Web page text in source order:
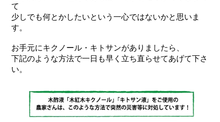
て
少しでも何とかしたいという一心ではないかと思いま
す。
お手元にキクノール・キトサンがありましたら、
下記のような方法で一日も早く立ち直らせてあげて下さ
い。